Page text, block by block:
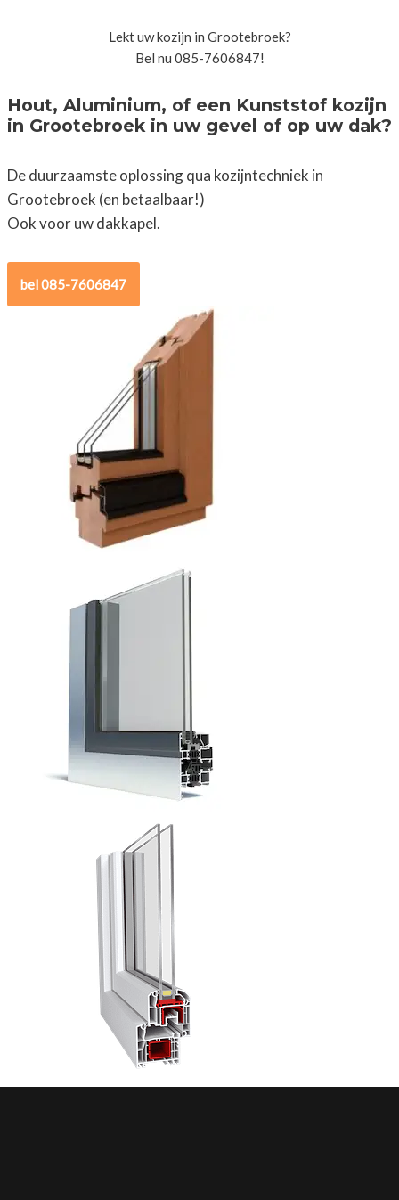
Lekt uw kozijn in Grootebroek?
Bel nu 085-7606847!
Hout, Aluminium, of een Kunststof kozijn
in Grootebroek in uw gevel of op uw dak?
De duurzaamste oplossing qua kozijntechniek in
Grootebroek (en betaalbaar!)
Ook voor uw dakkapel.
bel 085-7606847